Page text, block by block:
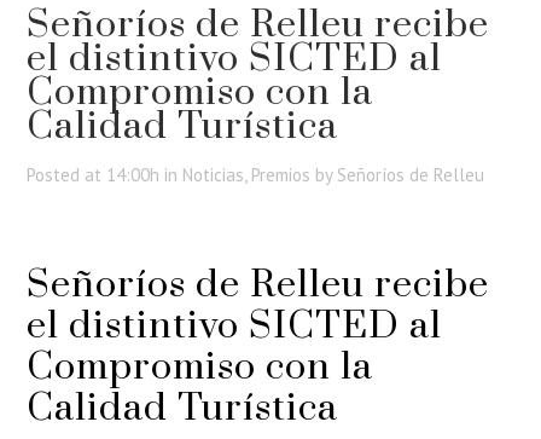
Señoríos de Relleu recibe
el distintivo SICTED al
Compromiso con la
Calidad Turística
Posted at 14:00h in Noticias, Premios by Señoríos de Relleu
Señoríos de Relleu recibe
el distintivo SICTED al
Compromiso con la
Calidad Turística